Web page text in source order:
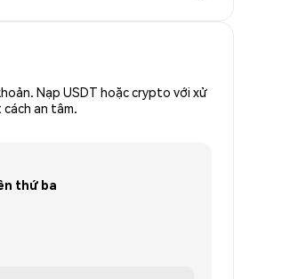
Nạp USDT hoặc crypto với xử
an tâm.
thứ ba